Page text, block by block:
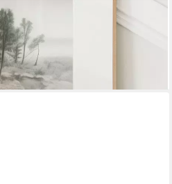
Bronze Dekofigur
kein Set)